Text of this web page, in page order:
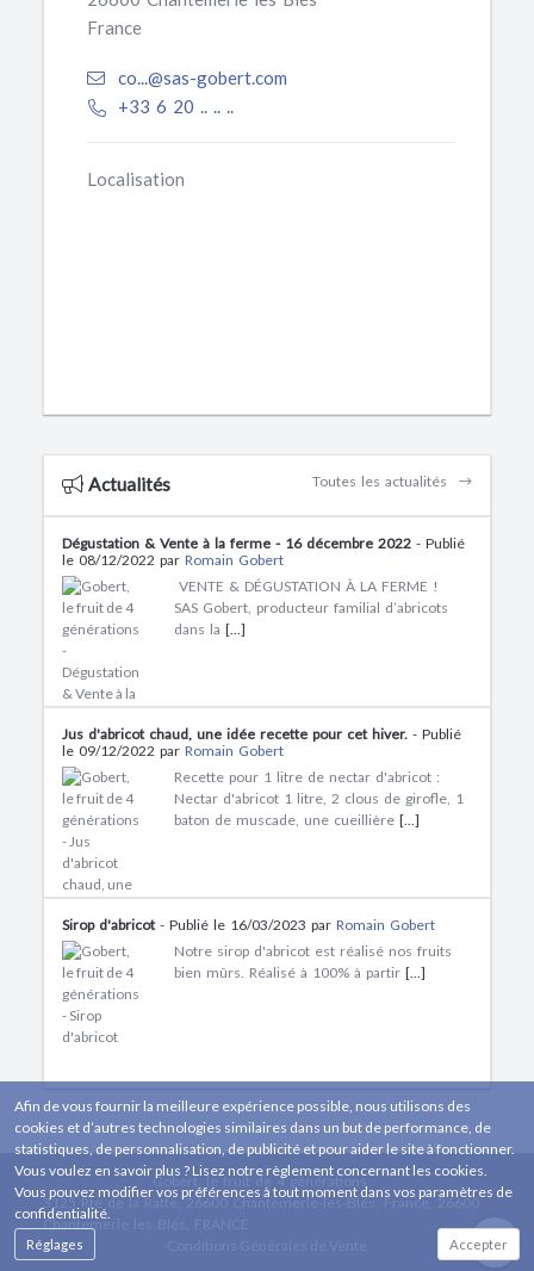
France
co...@sas-gobert.com
+33 6 20 .. .. ..
Localisation
Actualités Toutes les actualités
Dégustation & Vente à la ferme - 16 décembre 2022 - Publié
le 08/12/2022 par Romain Gobert
VENTE & DÉGUSTATION À LA FERME !
SAS Gobert, producteur familial d’abricots
dans la [...]
Jus d'abricot chaud, une idée recette pour cet hiver. - Publié
le 09/12/2022 par Romain Gobert
Recette pour 1 litre de nectar d'abricot :
Nectar d'abricot 1 litre, 2 clous de girofle, 1
baton de muscade, une cueillière [...]
Sirop d'abricot - Publié le 16/03/2023 par Romain Gobert
Notre sirop d'abricot est réalisé nos fruits
bien mûrs. Réalisé à 100% à partir [...]
Gobert, le fruit de 4 générations
3125 Rte de la Ratte, 26600 Chantemerle-les-Blés, France, 26600
Chantemerle les Blés, FRANCE
Afin de vous fournir la meilleure expérience possible, nous utilisons des
cookies et d’autres technologies similaires dans un but de performance, de
statistiques, de personnalisation, de publicité et pour aider le site à fonctionner.
Vous voulez en savoir plus ? Lisez notre règlement concernant les cookies.
Vous pouvez modifier vos préférences à tout moment dans vos paramètres de
confidentialité.
Réglages Accepter